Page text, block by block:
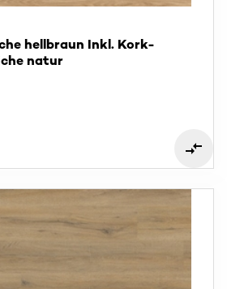
hellbraun Inkl. Kork-
natur